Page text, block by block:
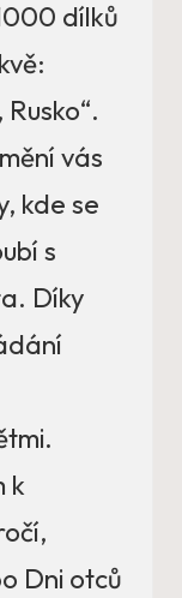
dílků
vás
kde se
s
Díky
k
Dni otců